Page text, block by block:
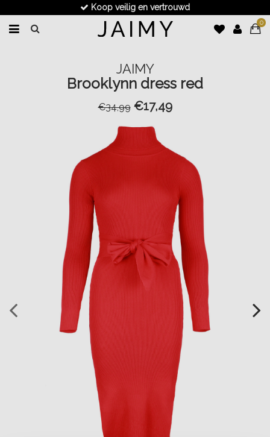
Koop veilig en vertrouwd
0
JAIMY
Brooklynn dress red
€34,99€17,49